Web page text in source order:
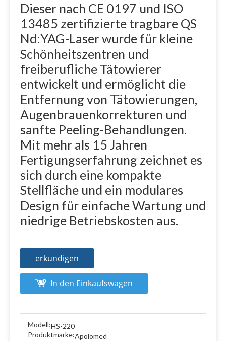
Dieser nach CE 0197 und ISO
13485 zertifizierte tragbare QS
Nd:YAG-Laser wurde für kleine
Schönheitszentren und
freiberufliche Tätowierer
entwickelt und ermöglicht die
Entfernung von Tätowierungen,
Augenbrauenkorrekturen und
sanfte Peeling-Behandlungen.
Mit mehr als 15 Jahren
Fertigungserfahrung zeichnet es
sich durch eine kompakte
Stellfläche und ein modulares
Design für einfache Wartung und
niedrige Betriebskosten aus.
erkundigen
In den Einkaufswagen
Modell:HS-220
Produktmarke:Apolomed